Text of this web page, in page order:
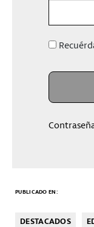
PUBLICADO EN:
DESTACADOS